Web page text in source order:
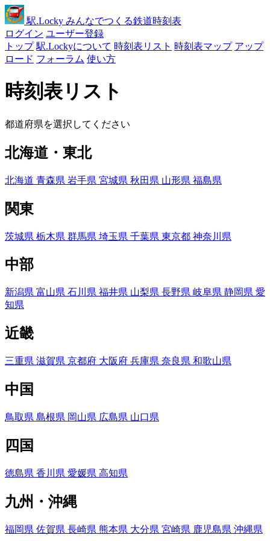
駅.Locky みんなでつくる鉄道時刻表
ログイン ユーザー登録
トップ 駅.Lockyについて 時刻表リスト 時刻表マップ アップ
ロード フォーラム 使い方
時刻表リスト
都道府県を選択してください
北海道・東北
北海道 青森県 岩手県 宮城県 秋田県 山形県 福島県
関東
茨城県 栃木県 群馬県 埼玉県 千葉県 東京都 神奈川県
中部
新潟県 富山県 石川県 福井県 山梨県 長野県 岐阜県 静岡県 愛
知県
近畿
三重県 滋賀県 京都府 大阪府 兵庫県 奈良県 和歌山県
中国
鳥取県 島根県 岡山県 広島県 山口県
四国
徳島県 香川県 愛媛県 高知県
九州・沖縄
福岡県 佐賀県 長崎県 熊本県 大分県 宮崎県 鹿児島県 沖縄県